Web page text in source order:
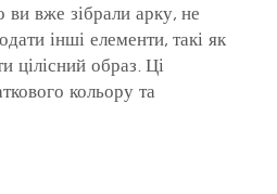
ви вже зібрали арку, не
інші елементи, такі як
цілісний образ. Ці
кольору та